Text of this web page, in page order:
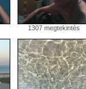
1307 megtekintés